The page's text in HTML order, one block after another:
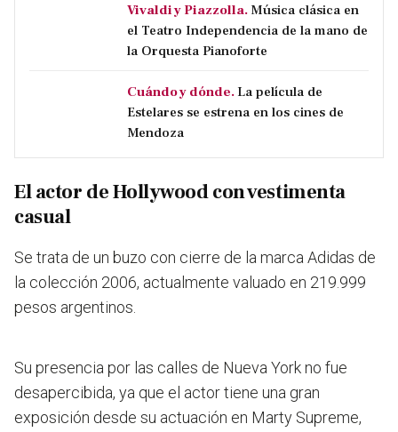
Vivaldi y Piazzolla. Música clásica en
el Teatro Independencia de la mano de
la Orquesta Pianoforte
Cuándo y dónde. La película de
Estelares se estrena en los cines de
Mendoza
El actor de Hollywood con vestimenta
casual
Se trata de un buzo con cierre de la marca Adidas de
la colección 2006, actualmente valuado en 219.999
pesos argentinos.
Su presencia por las calles de Nueva York no fue
desapercibida, ya que el actor tiene una gran
exposición desde su actuación en Marty Supreme,